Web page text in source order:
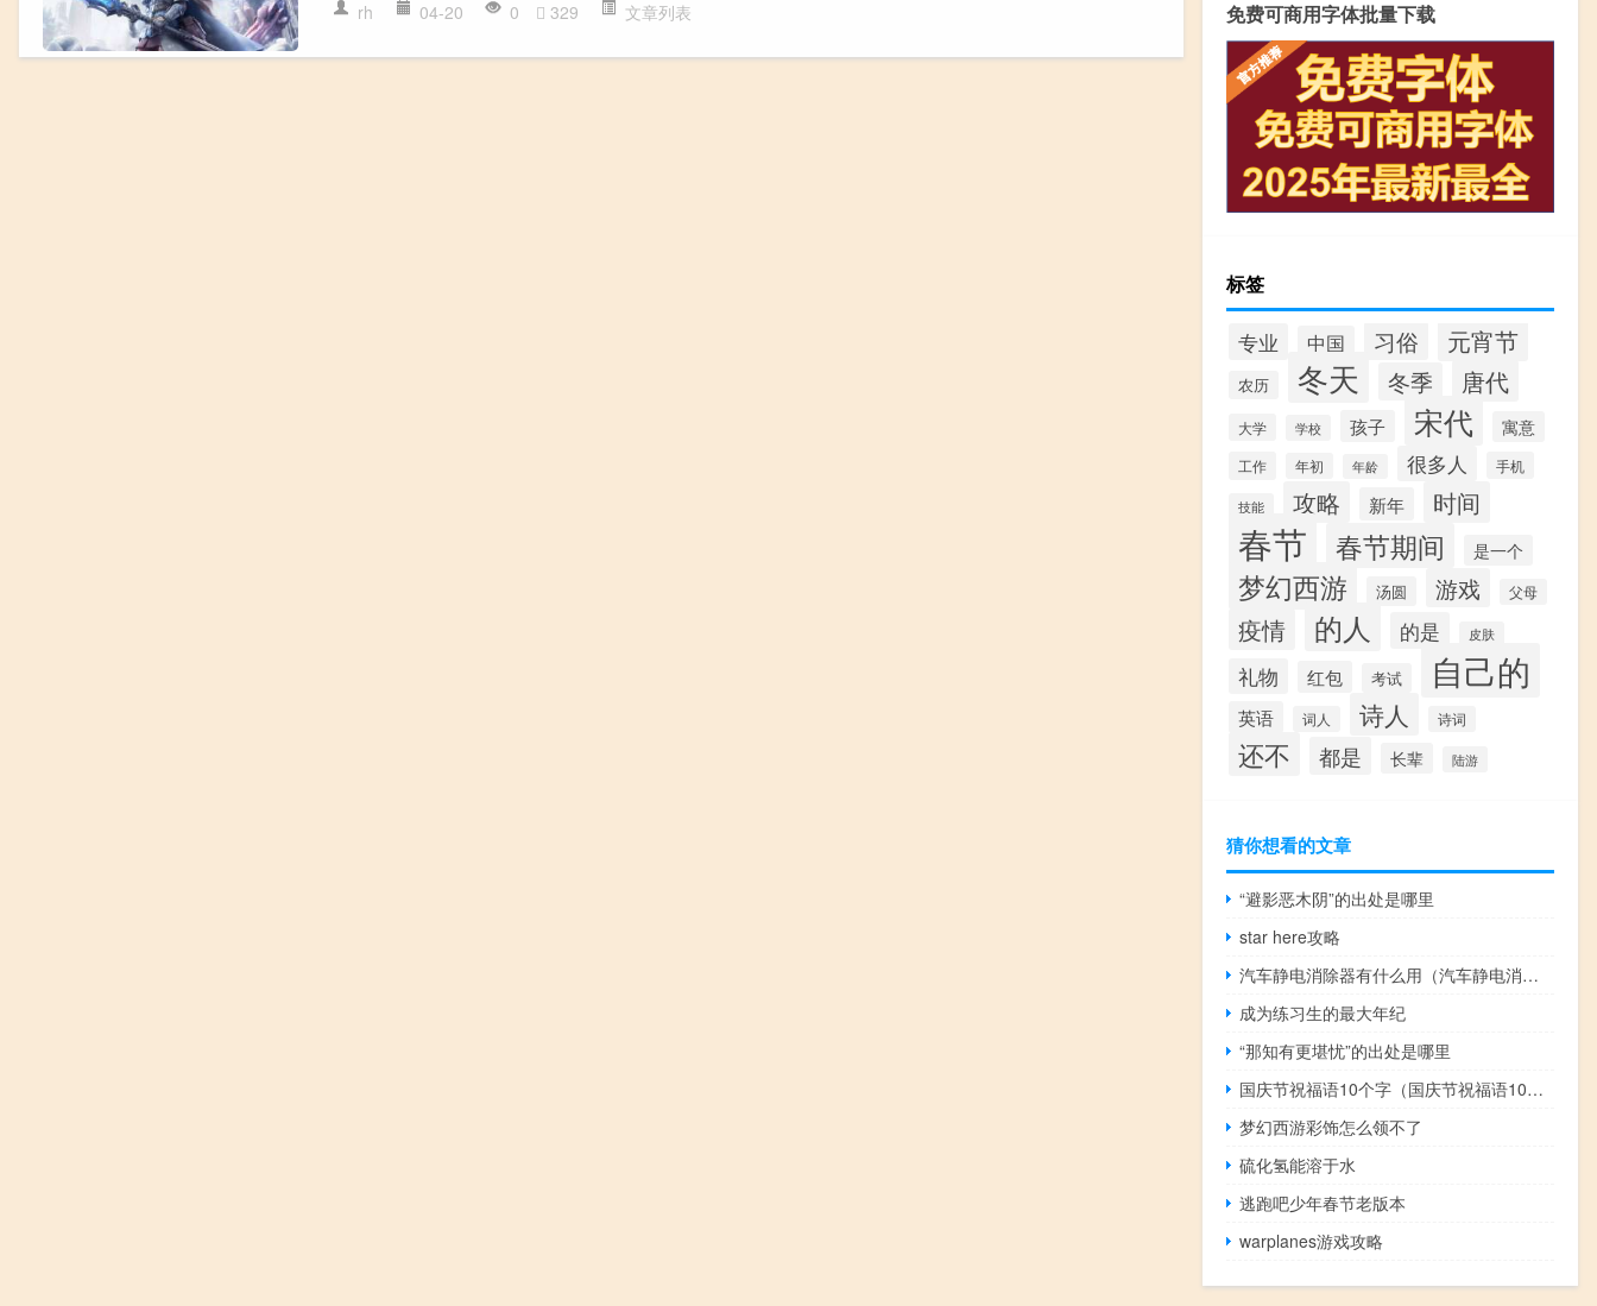
rh 04-20 0 329 文章列表 免费可商用字体批量下载
标签
专业 中国 习俗 元宵节
农历 冬天 冬季 唐代
大学 学校 孩子 宋代 寓意
工作 年初 年龄 很多人 手机
技能 攻略 新年 时间
春节 春节期间 是一个
梦幻西游 汤圆 游戏 父母
疫情 的人 的是 皮肤
礼物 红包 考试 自己的
英语 词人 诗人 诗词
还不 都是 长辈 陆游
猜你想看的文章
“避影恶木阴”的出处是哪里
star here攻略
汽车静电消除器有什么用（汽车静电消除器接地条）
成为练习生的最大年纪
“那知有更堪忧”的出处是哪里
国庆节祝福语10个字（国庆节祝福语10个字）
梦幻西游彩饰怎么领不了
硫化氢能溶于水
逃跑吧少年春节老版本
warplanes游戏攻略